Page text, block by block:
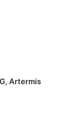
Artermis